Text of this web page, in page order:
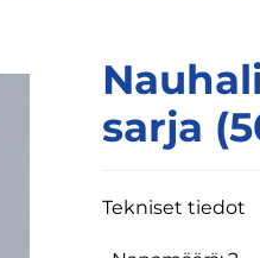
sarja
Tekniset tiedot